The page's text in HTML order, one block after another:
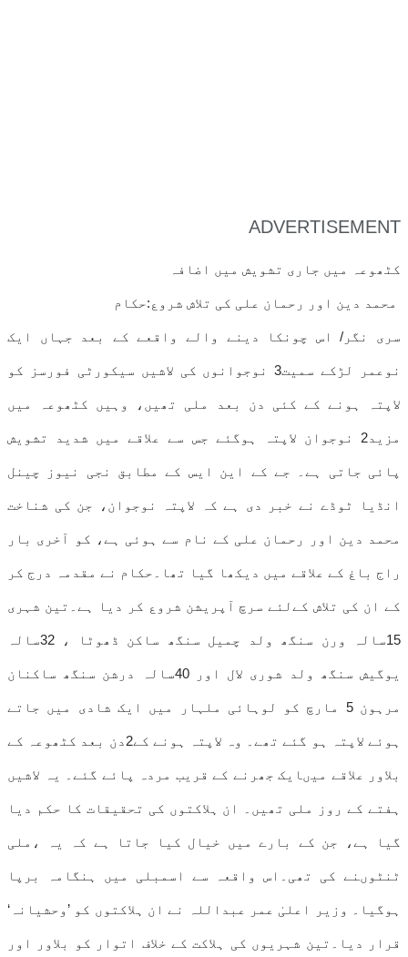
ADVERTISEMENT
کٹھوعہ میں جاری تشویش میں اضافہ
محمد دین اور رحمان علی کی تلاش شروع:حکام
سری نگر/ اس چونکا دینے والے واقعے کے بعد جہاں ایک
نوعمر لڑکے سمیت3 نوجوانوں کی لاشیں سیکورٹی فورسز کو
لاپتہ ہونے کے کئی دن بعد ملی تھیں، وہیں کٹھوعہ میں
مزید2 نوجوان لاپتہ ہوگئے جس سے علاقے میں شدید تشویش
پائی جاتی ہے۔ جے کے این ایس کے مطابق نجی نیوز چینل
انڈیا ٹوڈے نے خبر دی ہے کہ لاپتہ نوجوان، جن کی شناخت
محمد دین اور رحمان علی کے نام سے ہوئی ہے، کو آخری بار
راج باغ کے علاقے میں دیکھا گیا تھا۔حکام نے مقدمہ درج کر
کے ان کی تلاش کےلئے سرچ آپریشن شروع کر دیا ہے۔تین شہری
15سالہ ورن سنگھ ولد چمیل سنگھ ساکن ڈھوٹا ، 32سالہ
یوگیش سنگھ ولد شوری لال اور 40سالہ درشن سنگھ ساکنان
مرہون 5 مارچ کو لوہائی ملہار میں ایک شادی میں جاتے
ہوئے لاپتہ ہو گئے تھے۔ وہ لاپتہ ہونے کے2دن بعد کٹھوعہ کے
بلاور علاقے میںایک جھرنے کے قریب مردہ پائے گئے۔ یہ لاشیں
ہفتے کے روز ملی تھیں۔ ان ہلاکتوں کی تحقیقات کا حکم دیا
گیا ہے، جن کے بارے میں خیال کیا جاتا ہے کہ یہ ،ملی
ٹنٹوںنے کی تھی۔اس واقعہ سے اسمبلی میں ہنگامہ برپا
ہوگیا۔ وزیر اعلیٰ عمر عبداللہ نے ان ہلاکتوں کو ’وحشیانہ‘
قرار دیا۔تین شہریوں کی ہلاکت کے خلاف اتوار کو بلاور اور